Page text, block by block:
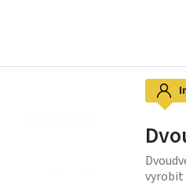
vyrobit